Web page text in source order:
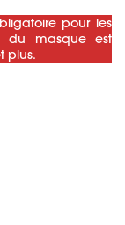
pour les
du masque est
plus.